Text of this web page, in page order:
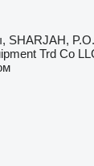
SHARJAH,
Trd Co